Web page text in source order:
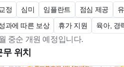
과 또 길고 좋은 인연 이어갈 수 있
오시는 선생님도 겉돌지 않고 잘 적
다.
브치과에서 오래 함께 할 선생님들의
교정 심미 임플란트 점심 제공
과에 따른 보상
휴가 지원 육아, 경
중순 개원 예정입니다.
무 위치